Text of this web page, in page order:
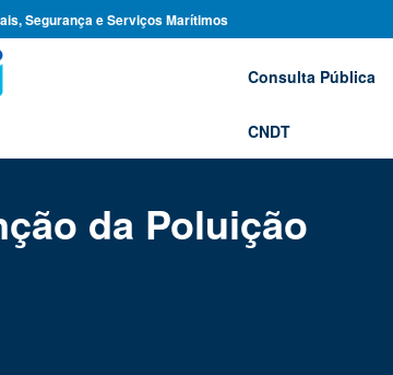
Segurança e Serviços Marítimos
Consulta Pública
CNDT
da Poluição